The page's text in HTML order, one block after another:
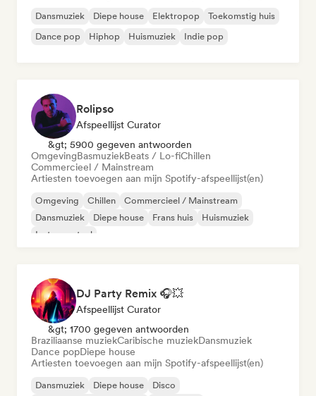
Dansmuziek Diepe house Elektropop
Toekomstig huis
Dance pop
Hiphop Huismuziek Indie pop
Rolipso
Afspeellijst Curator
&gt; 5900 gegeven antwoorden
OmgevingBasmuziekBeats / Lo-fiChillen
Commercieel / Mainstream
Artiesten toevoegen aan mijn Spotify-afspeellijst(en)
Omgeving Chillen
Commercieel / Mainstream
Dansmuziek
Diepe house Frans huis
Huismuziek
Instrumentaal
DJ Party Remix 🎧💥
Afspeellijst Curator
&gt; 1700 gegeven antwoorden
Braziliaanse muziekCaribische muziekDansmuziek
Dance popDiepe house
Artiesten toevoegen aan mijn Spotify-afspeellijst(en)
Dansmuziek Diepe house
Disco